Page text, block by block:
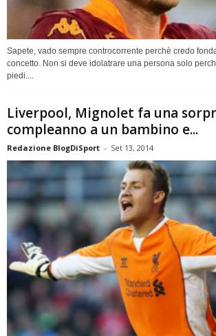
Sapete, vado sempre controcorrente perchè credo
concetto. Non si deve idolatrare una persona solo
piedi....
Liverpool, Mignolet fa una
compleanno a un bambino e...
Redazione BlogDiSport - Set 13, 2014